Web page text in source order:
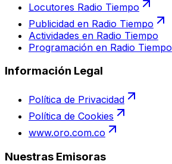
Locutores Radio Tiempo
Publicidad en Radio Tiempo
Actividades en Radio Tiempo
Programación en Radio Tiempo
Información Legal
Política de Privacidad
Política de Cookies
www.oro.com.co
Nuestras Emisoras